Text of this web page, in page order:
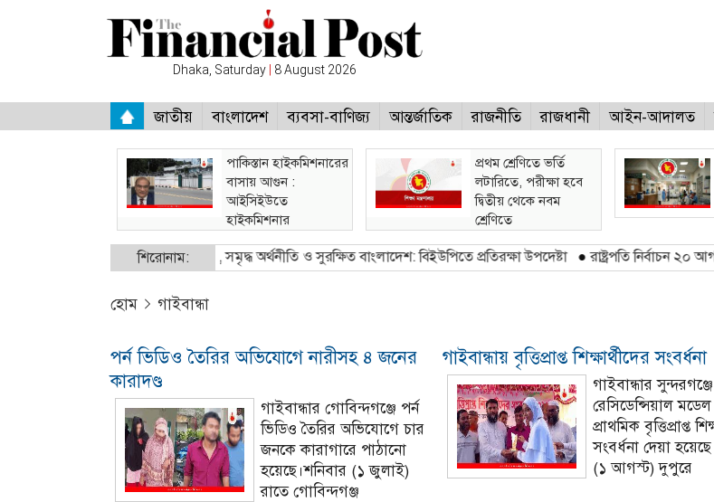
Dhaka, Saturday | 8 August 2026
জাতীয় বাংলাদেশ ব্যবসা-বাণিজ্য আন্তর্জাতিক রাজনীতি রাজধানী আইন-আদালত
পাকিস্তান হাইকমিশনারের
বাসায় আগুন :
আইসিইউতে
হাইকমিশনার
প্রথম শ্রেণিতে ভর্তি
লটারিতে, পরীক্ষা হবে
দ্বিতীয় থেকে নবম
শ্রেণিতে
শিরোনাম:
নিরাপদ অভিবাসন, সমৃদ্ধ অর্থনীতি ও সুরক্ষিত বাংলাদেশ: বিইউপিতে প্রতিরক্ষা উপদেষ্টা ●রাষ্ট্রপতি নির্বাচন ২০ আগস্ট ●
হোম গাইবান্ধা
পর্ন ভিডিও তৈরির অভিযোগে নারীসহ ৪ জনের
কারাদণ্ড
গাইবান্ধার গোবিন্দগঞ্জে পর্ন
ভিডিও তৈরির অভিযোগে চার
জনকে কারাগারে পাঠানো
হয়েছে।শনিবার (১ জুলাই)
রাতে গোবিন্দগঞ্জ
গাইবান্ধায় বৃত্তিপ্রাপ্ত শিক্ষার্থীদের সংবর্ধনা
গাইবান্ধার
রেসিডেন্সিয়াল
প্রাথমিক বৃত্তিপ্রাপ্ত
সংবর্ধনা দেয়া
(১ আগস্ট) দুপুরে